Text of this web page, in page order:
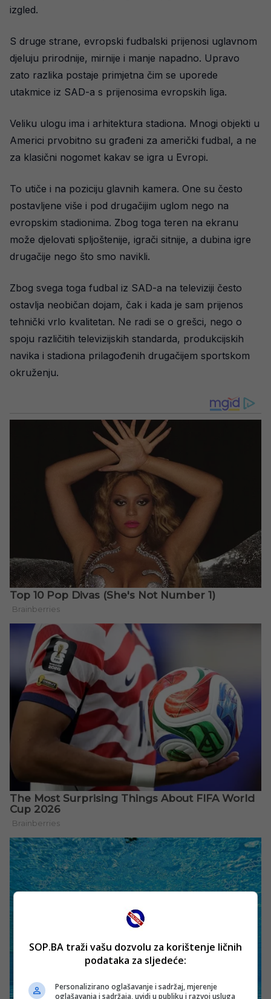
izgled.
S druge strane, evropski fudbalski prijenosi uglavnom
djeluju prirodnije, mirnije i manje napadno. Upravo
zato razlika postaje primjetna čim se uporede
utakmice iz SAD-a s prijenosima evropskih liga.
Veliku ulogu ima i arhitektura stadiona. Mnogi objekti u
Americi prvobitno su građeni za američki fudbal, a ne
za klasični nogomet kakav se igra u Evropi.
To utiče i na poziciju glavnih kamera. One su često
postavljene više i pod drugačijim uglom nego na
evropskim stadionima. Zbog toga teren na ekranu
može djelovati spljoštenije, igrači sitnije, a dubina igre
drugačije nego što smo navikli.
Zbog svega toga fudbal iz SAD-a na televiziji često
ostavlja neobičan dojam, čak i kada je sam prijenos
tehnički vrlo kvalitetan. Ne radi se o grešci, nego o
spoju različitih televizijskih standarda, produkcijskih
navika i stadiona prilagođenih drugačijem sportskom
okruženju.
SOP.BA traži vašu dozvolu za korištenje ličnih
podataka za sljedeće:
Personalizirano oglašavanje i sadržaj, mjerenje
oglašavanja i sadržaja, uvidi u publiku i razvoj usluga